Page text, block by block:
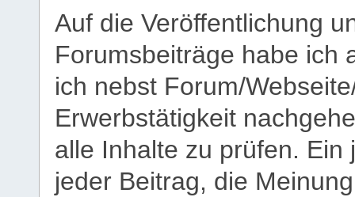
Auf die Veröffentlichung
Forumsbeiträge habe ich
ich nebst Forum/
Erwerbstätigkeit
alle Inhalte zu prüfen.
jeder Beitrag, die